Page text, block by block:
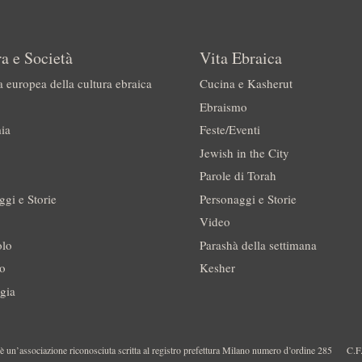
e Società
europea della cultura ebraica
e Storie
Vita Ebraica
Cucina e Kasherut
Ebraismo
Feste/Eventi
Jewish in the City
Parole di Torah
Personaggi e Storie
Video
Parashà della settimana
Kesher
un’associazione riconosciuta scritta al registro prefettura Milano numero d’ordine 285